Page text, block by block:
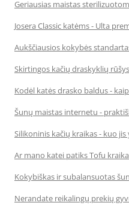
Geriausias maistas
Josera Classic katėms - Ulta
Aukščiausios kokybės
Skirtingos kačių draskyklių
Kodėl katės drasko baldus -
Šunų maistas internetu -
Silikoninis kačių kraikas - kuo
Ar mano katei patiks Tofu
Kokybiškas ir subalansuotas
Nerandate reikalingų prekių